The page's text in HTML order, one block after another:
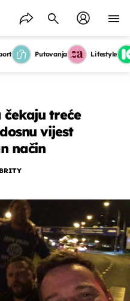
Putovanja Lifestyle
čekaju treće
vijest
način